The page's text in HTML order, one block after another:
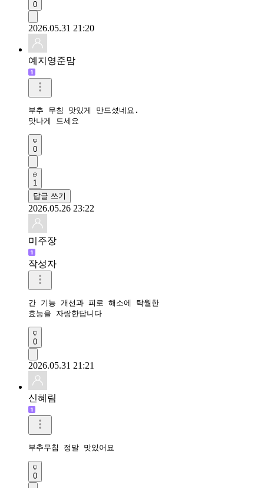
0
2026.05.31 21:20
예지영준맘
부추 무침 맛있게 만드셨네요.
맛나게 드세요
0
1
답글 쓰기
2026.05.26 23:22
미주장
작성자
간 기능 개선과 피로 해소에 탁월한
효능을 자랑한답니다
0
2026.05.31 21:21
신혜림
부추무침 정말 맛있어요
0